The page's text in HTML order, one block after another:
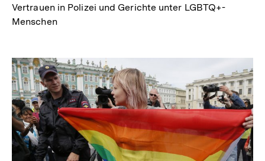
Vertrauen in Polizei und Gerichte unter LGBTQ+-
Menschen